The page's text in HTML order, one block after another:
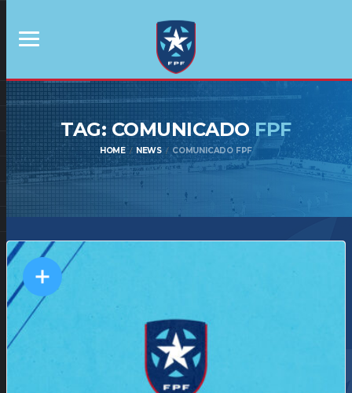
TAG: COMUNICADOFPF
HOME NEWS COMUNICADO FPF